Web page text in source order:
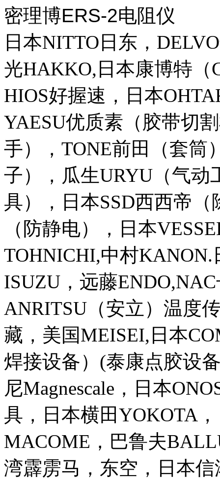
密理博ERS-2电阻仪
日本NITTO日东，
光HAKKO,日本康博特（
HIOS好握速，日本
YAESU优质素（胶带切
手），TONE前田（套筒
子），瓜生URYU（气动
具），日本SSD西西帝
（防静电），日本
TOHNICHI,中村KANON.
ISUZU，远藤
ANRITSU（安立）温度
藏，美国MEISEI,日本
焊接设备）(泰康点胶设
尼Magnescale，日本
具，日本横田YOKOTA
MACOME，巴鲁夫
湾霹雳马，东空，日本